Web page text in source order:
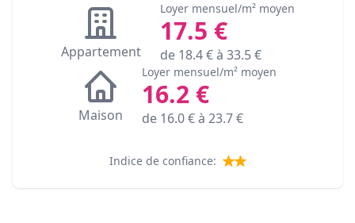
Appartement
Loyer mensuel/m² moyen
17.5 €
de 18.4€ à 33.5€
Maison
Loyer mensuel/m² moyen
16.2 €
de 16.0€ à 23.7€
Indice de confiance: